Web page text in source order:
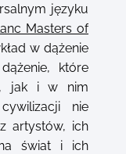
języku
Masters of
w dążenie
które
jak i w nim
nie
artystów, ich
świat i ich